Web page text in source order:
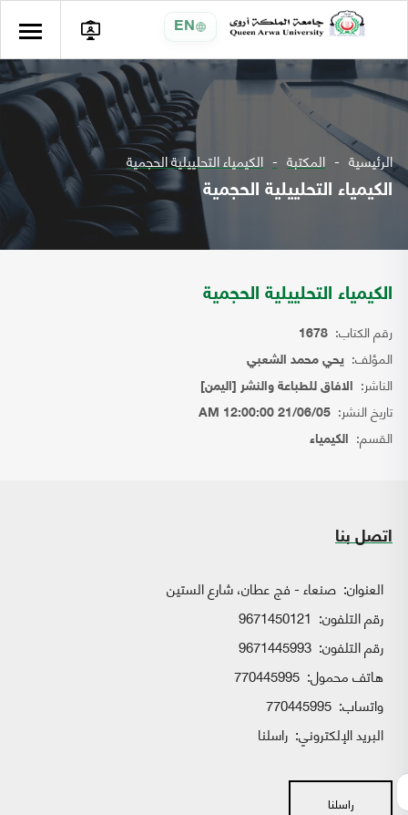
EN
الرئيسية المكتبة الكيمياء التحلييلية الحجمية
الكيمياء التحلييلية الحجمية
الكيمياء التحلييلية الحجمية
رقم الكتاب: 1678
المؤلف: يحي محمد الشعبي
الناشر: الافاق للطباعة والنشر [اليمن]
تاريخ النشر: 21/06/05 12:00:00 AM
القسم: الكيمياء
اتصل بنا
العنوان: صنعاء - فج عطان، شارع الستين
رقم التلفون: 9671450121
رقم التلفون: 9671445993
هاتف محمول: 770445995
واتساب:
البريد الإلكتروني: راسلنا
راسلنا